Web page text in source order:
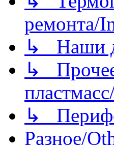
ремонта/
↳ Наши
↳ Прочее
↳
Разное/